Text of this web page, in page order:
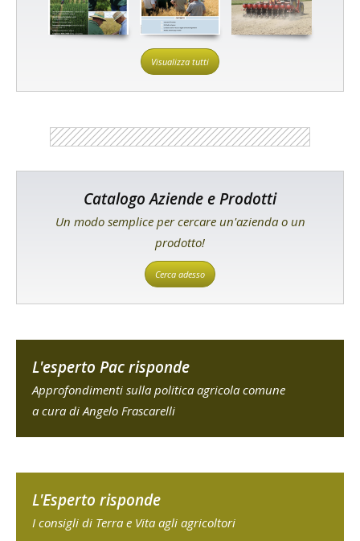
Visualizza tutti
Catalogo Aziende e Prodotti
Un modo semplice per cercare un'azienda o un
prodotto!
Cerca adesso
L'esperto Pac risponde
Approfondimenti sulla politica agricola comune
a cura di Angelo Frascarelli
L'Esperto risponde
I consigli di Terra e Vita agli agricoltori